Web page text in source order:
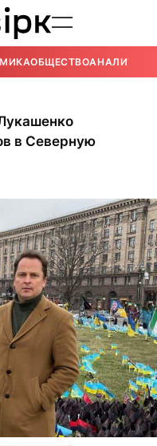
ОБЩЕСТВОАНАЛИТИКА
в Северную